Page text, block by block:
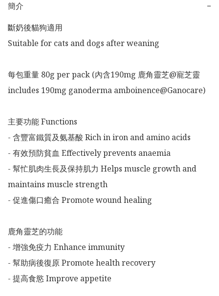
簡介
−
斷奶後貓狗適用
Suitable for cats and dogs after weaning
每包重量 80g per pack (內含190mg 鹿角靈芝@寵芝靈
includes 190mg ganoderma amboinence@Ganocare)
主要功能 Functions
- 含豐富鐵質及氨基酸 Rich in iron and amino acids
- 有效預防貧血 Effectively prevents anaemia
- 幫忙肌肉生長及保持肌力 Helps muscle growth and
maintains muscle strength
- 促進傷口癒合 Promote wound healing
鹿角靈芝的功能
- 增強免疫力 Enhance immunity
- 幫助病後復原 Promote health recovery
- 提高食慾 Improve appetite